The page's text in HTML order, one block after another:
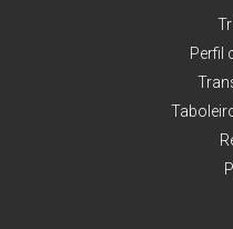
Perfil